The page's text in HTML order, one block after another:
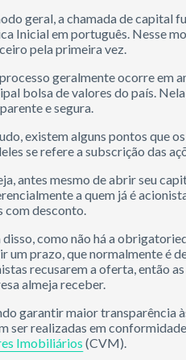
geral, a chamada de capital
Inicial em português. Nesse
pela primeira vez.
geralmente ocorre em
bolsa de valores do país.
e segura.
existem alguns pontos que
se refere a subscrição das
antes mesmo de abrir seu
a quem já é
com desconto.
disso, como não há a
um prazo, que normalmente é
recusarem a oferta, então
almeja receber.
garantir maior transparência
ser realizadas em
Imobiliários (CVM).